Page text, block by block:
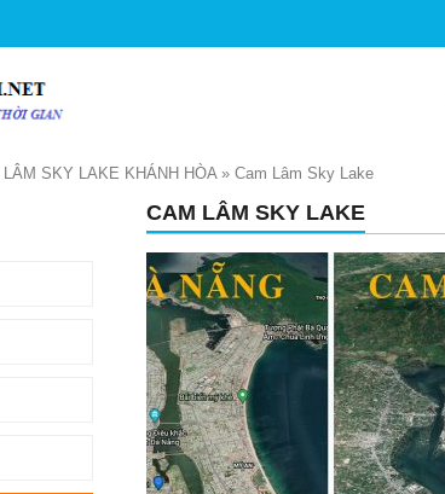
LÂM SKY LAKE KHÁNH HÒA» Cam Lâm Sky Lake
CAM LÂM SKY LAKE